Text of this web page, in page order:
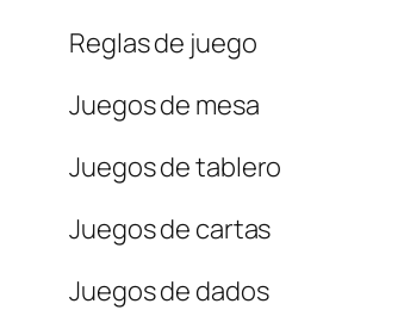
Reglas de juego
Juegos de mesa
Juegos de tablero
Juegos de cartas
Juegos de dados